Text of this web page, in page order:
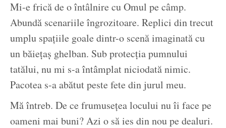
Mi-e frică de o întâlnire cu Omul pe câmp.
Abundă scenariile îngrozitoare. Replici din trecut
umplu spațiile goale dintr-o scenă imaginată cu
un băiețaș ghelban. Sub protecția pumnului
tatălui, nu mi s-a întâmplat niciodată nimic.
Pacotea s-a abătut peste fete din jurul meu.
Mă întreb. De ce frumusețea locului nu îi face pe
oameni mai buni? Azi o să ies din nou pe dealuri.